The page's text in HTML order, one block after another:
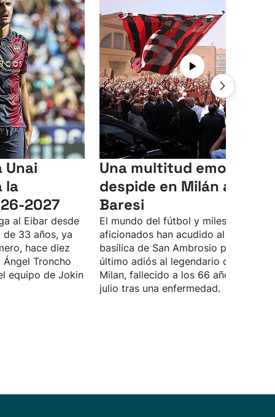
Unai
la
2027
al Eibar desde
de 33 años, ya
hace diez
Troncho
equipo de Jokin
Una multitud
despide en Milán a
Baresi
El mundo del fútbol y miles de
aficionados han acudido al funeral
basílica de San Ambrosio para dar el
último adiós al legendario capitán del
Milan, fallecido a los 66 años el 31 de
julio tras una enfermedad.